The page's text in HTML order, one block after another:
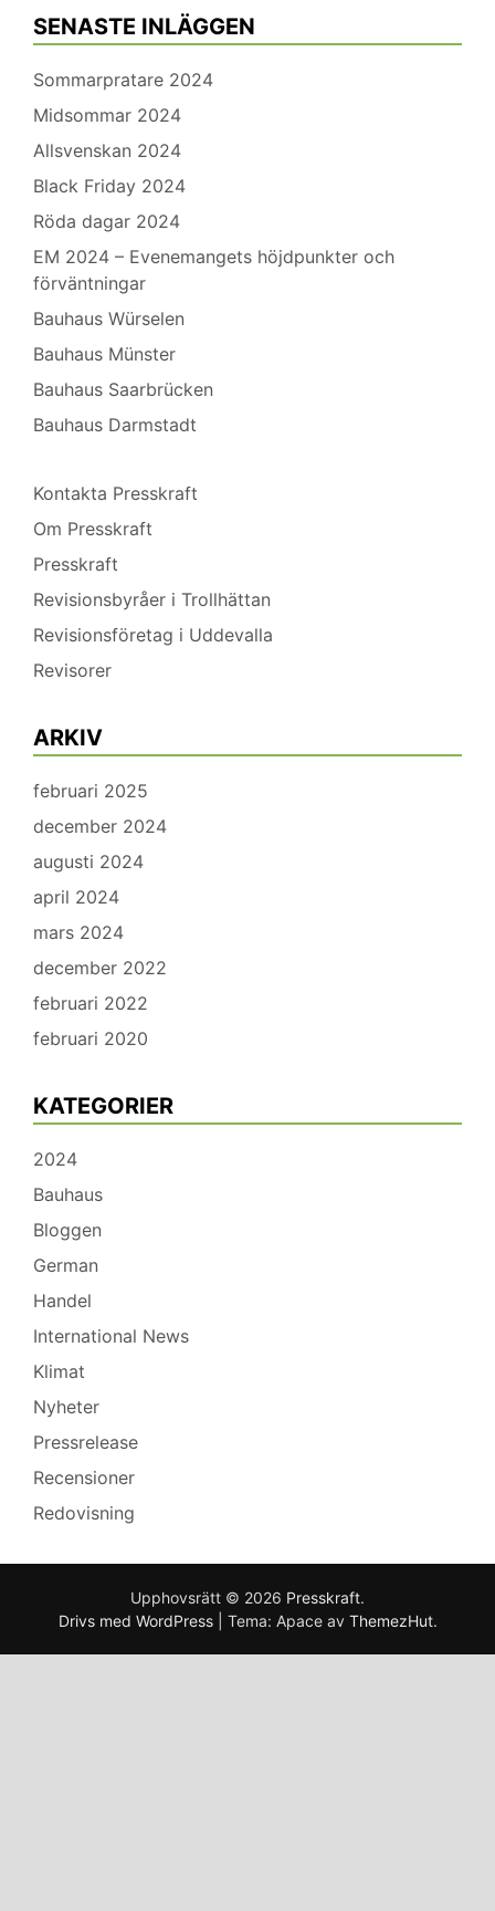
SENASTE INLÄGGEN
Sommarpratare 2024
Midsommar 2024
Allsvenskan 2024
Black Friday 2024
Röda dagar 2024
EM 2024 – Evenemangets höjdpunkter och
förväntningar
Bauhaus Würselen
Bauhaus Münster
Bauhaus Saarbrücken
Bauhaus Darmstadt
Kontakta Presskraft
Om Presskraft
Presskraft
Revisionsbyråer i Trollhättan
Revisionsföretag i Uddevalla
Revisorer
ARKIV
februari 2025
december 2024
augusti 2024
april 2024
mars 2024
december 2022
februari 2022
februari 2020
KATEGORIER
2024
Bauhaus
Bloggen
German
Handel
International News
Klimat
Nyheter
Pressrelease
Recensioner
Redovisning
Upphovsrätt © 2026 Presskraft.
Drivs med WordPress
Tema: Apace av ThemezHut.